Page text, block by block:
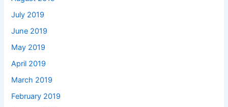
July 2019
June 2019
May 2019
April 2019
March 2019
February 2019